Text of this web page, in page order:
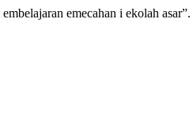
emecahan i ekolah asar”.